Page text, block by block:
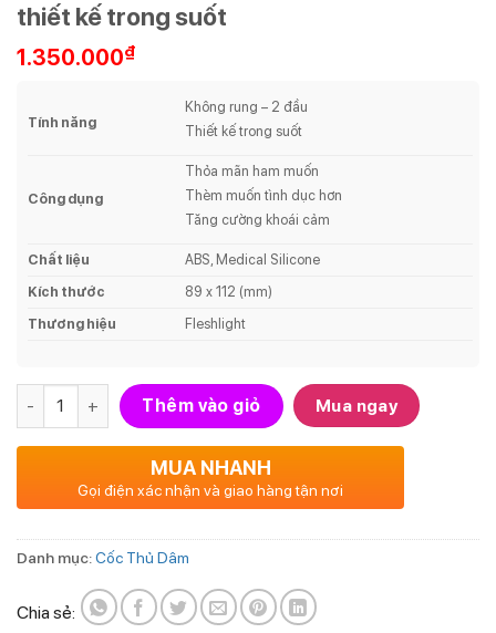
thiết kế trong suốt
1.350.000₫
Tính năng
Không rung – 2 đầu
Thiết kế trong suốt
Công dụng
Thỏa mãn ham muốn
Thèm muốn tình dục hơn
Tăng cường khoái cảm
Chất liệu ABS, Medical Silicone
Kích thước
89 x 112 (mm)
Thương hiệu
Fleshlight
Số lượng Thêm vào giỏ Mua ngay
MUA NHANH
Gọi điện xác nhận và giao hàng tận nơi
Danh mục:Cốc Thủ Dâm
Chia sẻ: